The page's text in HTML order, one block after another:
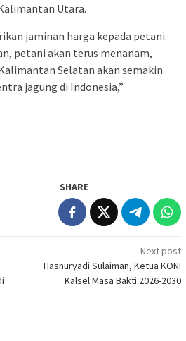
Utara.
jaminan harga kepada petani.
petani akan terus menanam,
Selatan akan semakin
jagung di Indonesia,”
SHARE
Next post
Hasnuryadi Sulaiman, Ketua KONI
Kalsel Masa Bakti 2026-2030